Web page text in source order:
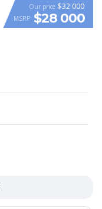
Our price $32 000
MSRP $28 000